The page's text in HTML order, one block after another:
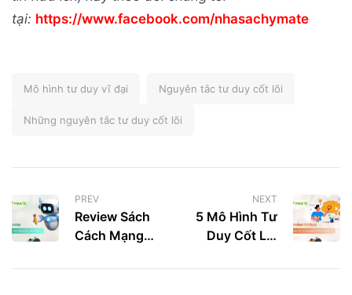
tại: https://www.facebook.com/nhasachymate
Mô hình tư duy vĩ đại Nguyên tắc tư duy cốt lõi
Những nguyên tắc tư duy cốt lõi
PREV
Review Sách
Cách Mạng
NEXT
5 Mô Hình Tư
Duy Cốt Lõi
Thành Công